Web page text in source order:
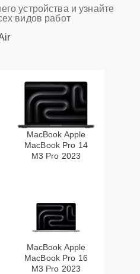
устройства и узнайте
видов работ
MacBook Apple
MacBook Pro 14
M3 Pro 2023
MacBook Apple
MacBook Pro 16
M3 Pro 2023